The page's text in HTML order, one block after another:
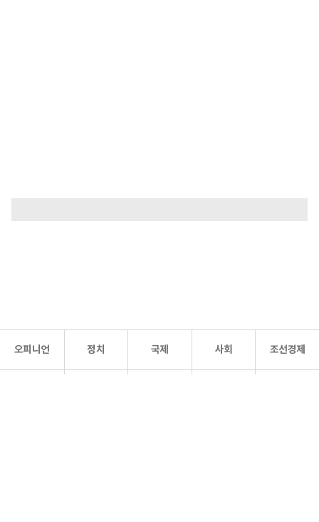
오피니언 정치 국제 사회 조선경제